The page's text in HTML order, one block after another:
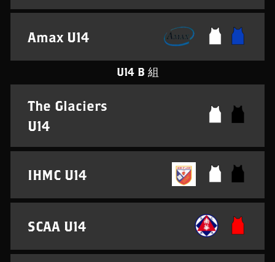
Amax U14
U14 B 組
The Glaciers
U14
IHMC U14
SCAA U14